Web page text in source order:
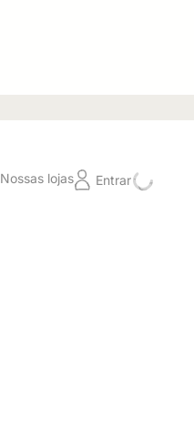
Nossas lojas Entrar